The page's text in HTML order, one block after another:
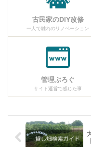
古民家のDIY改修
一人で離れのリノベーション
管理ぶろぐ
サイト運営で感じた事